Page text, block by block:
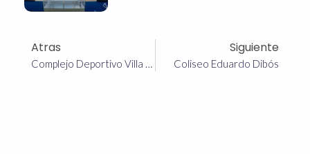
Atras
Complejo Deportivo Villa María Del Triunfo
Siguiente
Coliseo Eduardo Dibós